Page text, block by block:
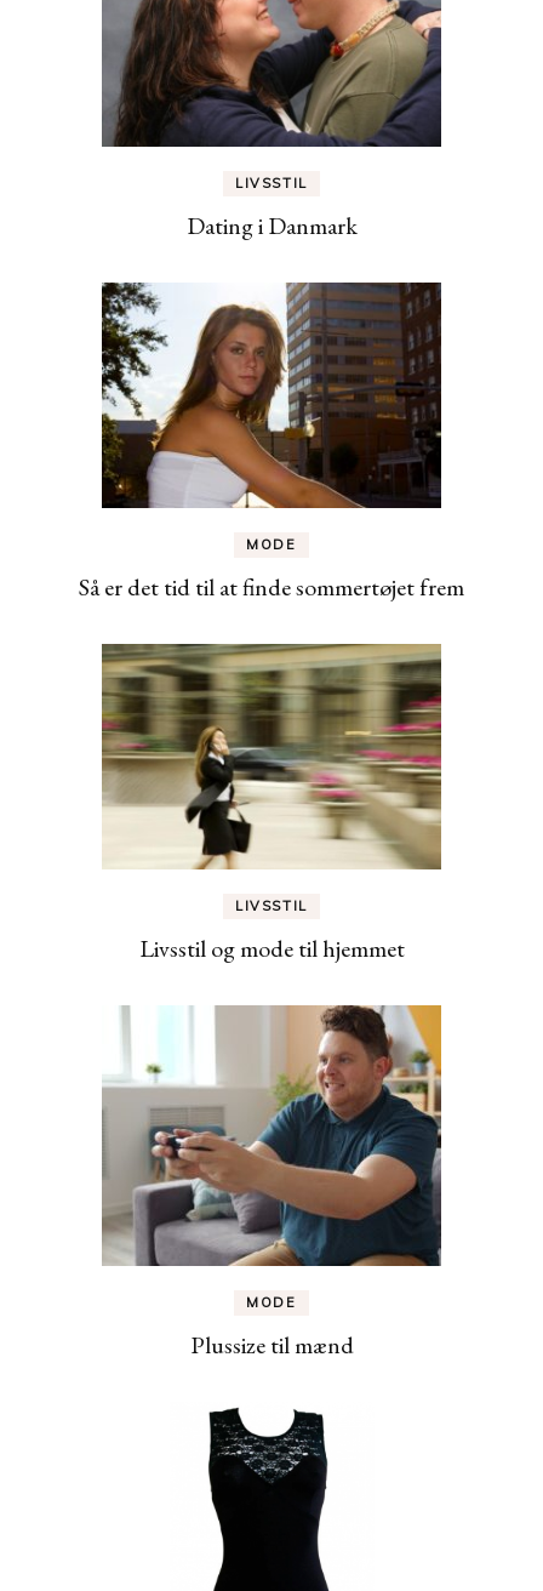
LIVSSTIL
Dating i Danmark
MODE
Så er det tid til at finde sommertøjet frem
LIVSSTIL
Livsstil og mode til hjemmet
MODE
Plussize til mænd